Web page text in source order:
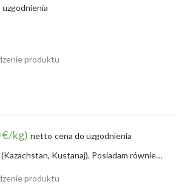
uzgodnienia
produktu
€/kg) netto cena do uzgodnienia
Sprzedam gorczycę białą i czarną, pozostałą ilość 66 ton (Kazachstan, Kustanaj). Posiadam również inne produkty (proso, len, szafran)....
produktu